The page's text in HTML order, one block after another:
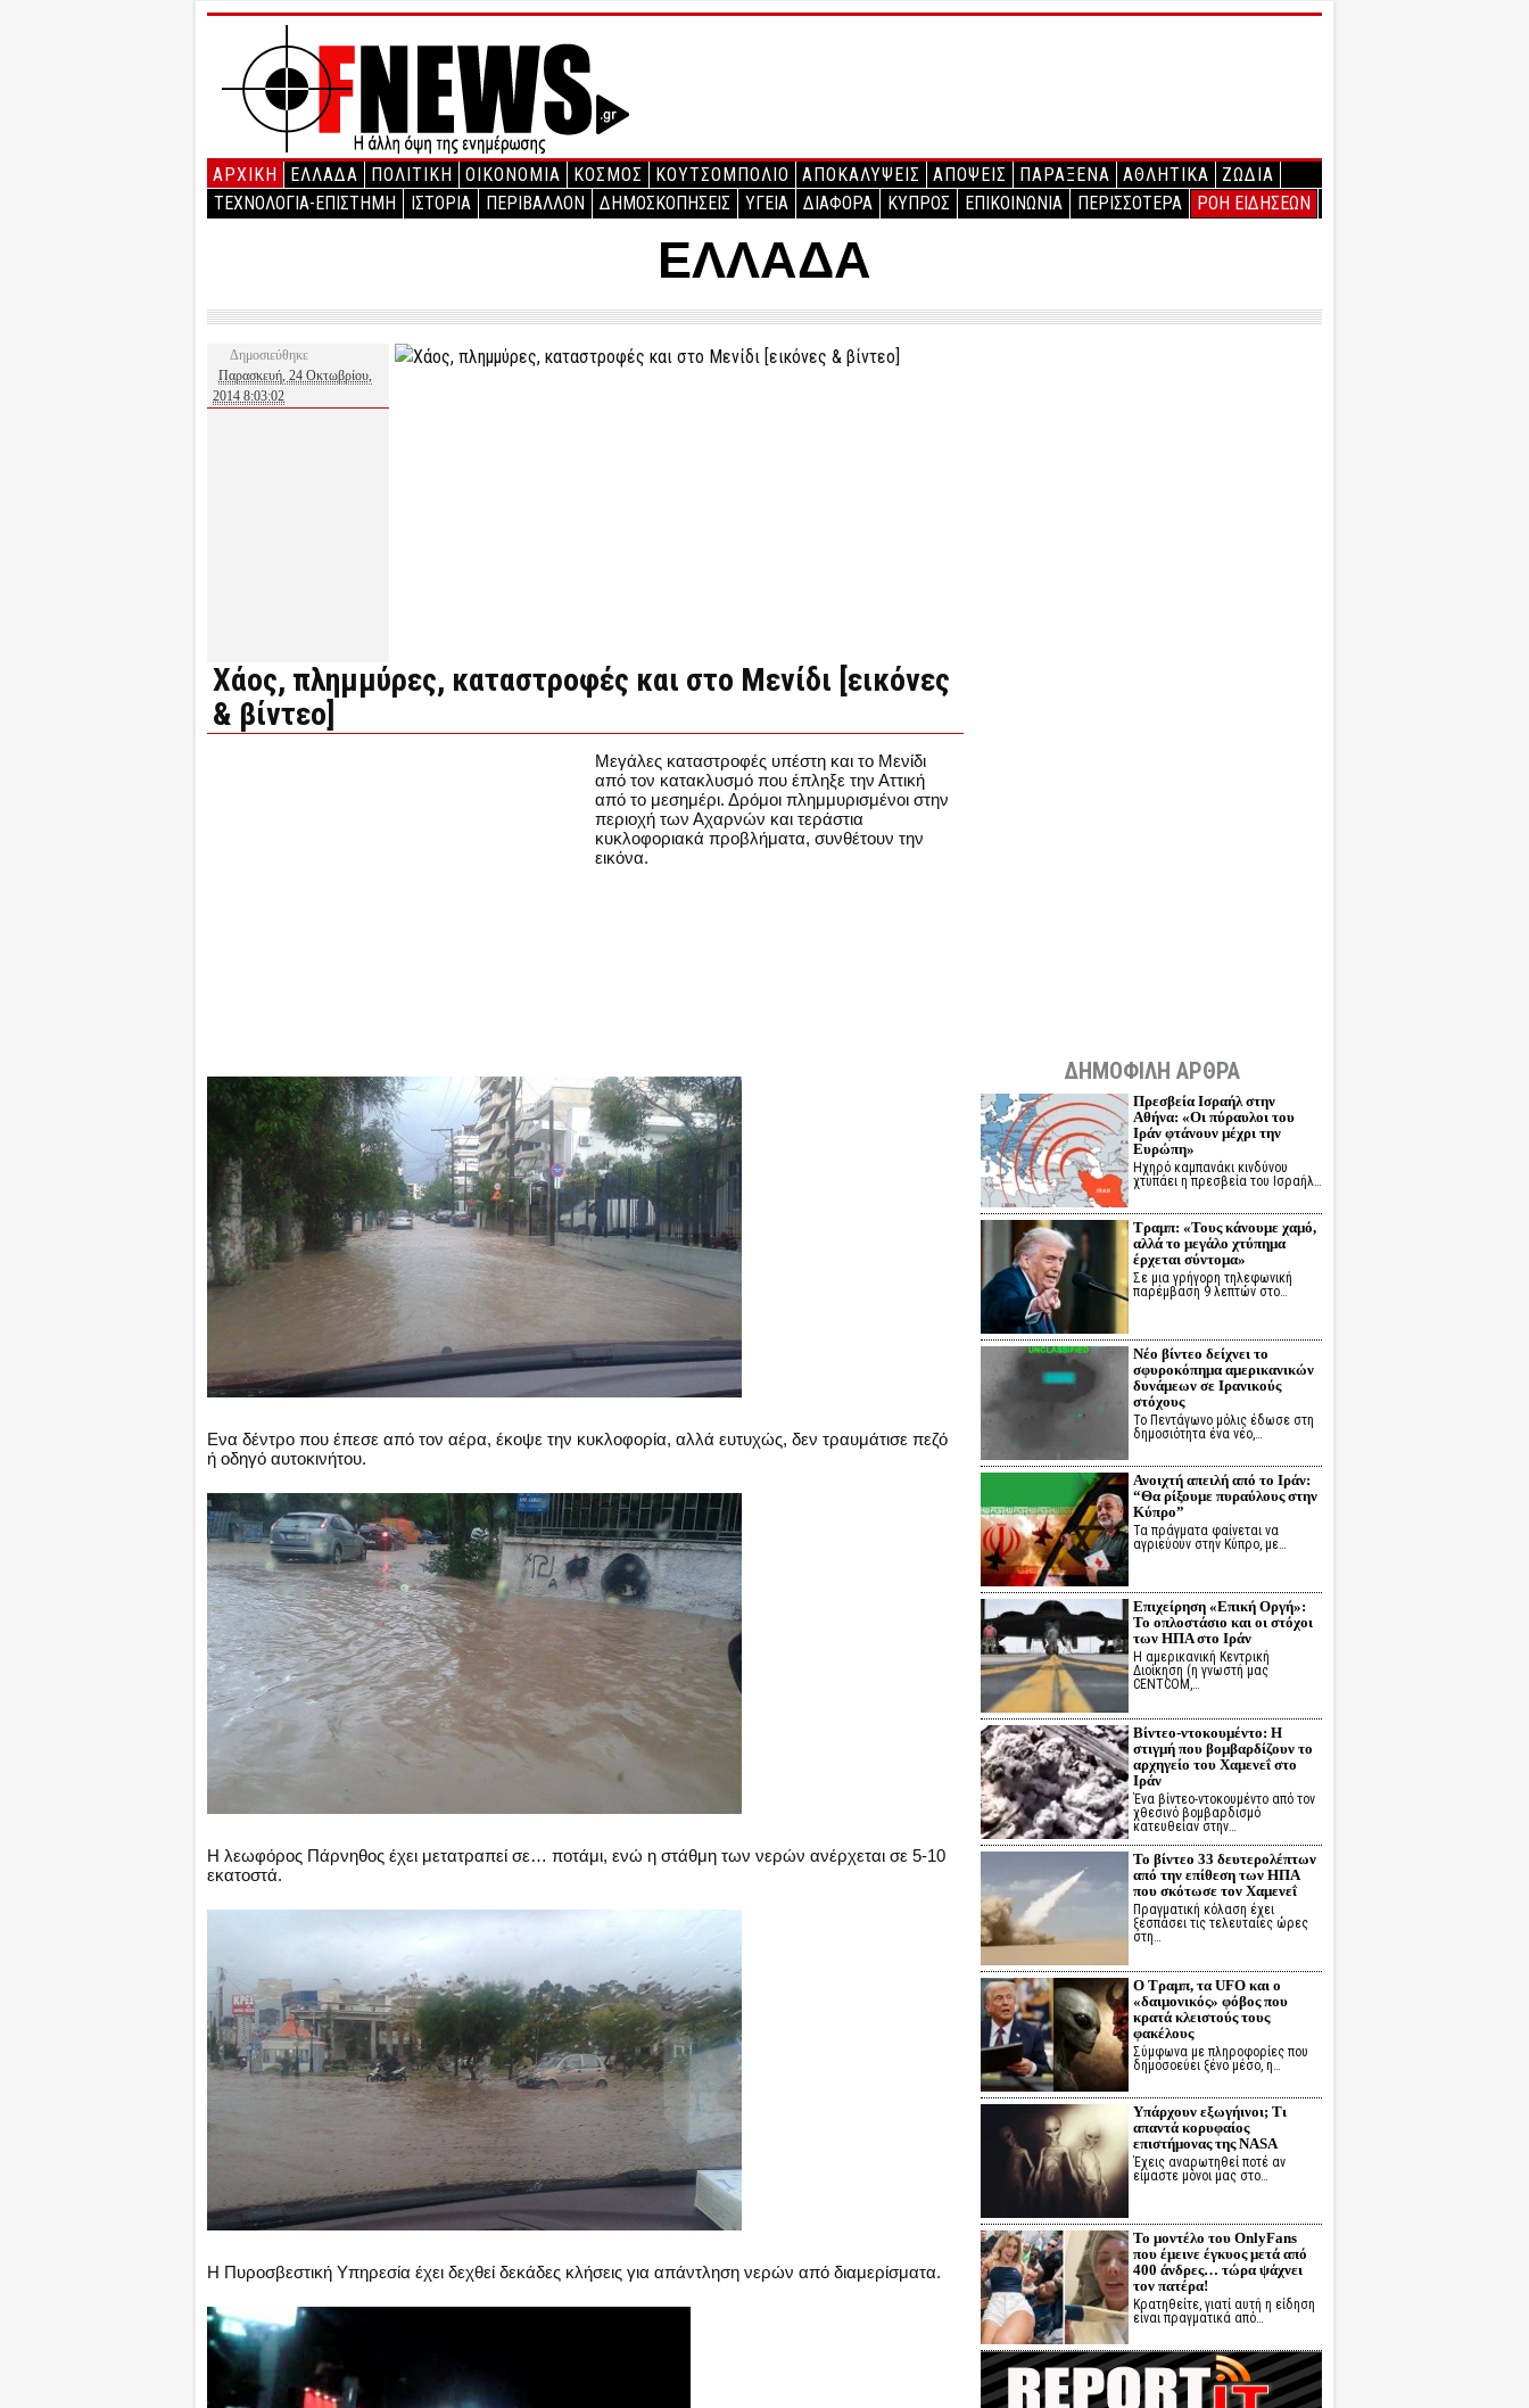
ΑΡΧΙΚΉ ΕΛΛΑΔΑ ΠΟΛΙΤΙΚΗ ΟΙΚΟΝΟΜΙΑ ΚΟΣΜΟΣ ΚΟΥΤΣΟΜΠΟΛΙΟ ΑΠΟΚΑΛΥΨΕΙΣ ΑΠΟΨΕΙΣ ΠΑΡΑΞΕΝΑ ΑΘΛΗΤΙΚΑ
ΖΩΔΙΑ
ΤΕΧΝΟΛΟΓΙΑ-ΕΠΙΣΤΗΜΗ
ΙΣΤΟΡΙΑ ΠΕΡΙΒΑΛΛΟΝ ΔΗΜΟΣΚΟΠΗΣΕΙΣ ΥΓΕΙΑ ΔΙΑΦΟΡΑ ΚΥΠΡΟΣ ΕΠΙΚΟΙΝΩΝΙΑ ΠΕΡΙΣΣΟΤΕΡΑ ΡΟΗ ΕΙΔΗΣΕΩΝ
ΕΛΛΑΔΑ
Δημοσιεύθηκε
Παρασκευή, 24 Οκτωβρίου,
2014 8:03:02
Χάος, πλημμύρες, καταστροφές και στο Μενίδι [εικόνες
& βίντεο]
Μεγάλες καταστροφές υπέστη και το Μενίδι
από τον κατακλυσμό που έπληξε την Αττική
από το μεσημέρι. Δρόμοι πλημμυρισμένοι στην
περιοχή των Αχαρνών και τεράστια
κυκλοφοριακά προβλήματα, συνθέτουν την
εικόνα.
Ενα δέντρο που έπεσε από τον αέρα, έκοψε την κυκλοφορία, αλλά ευτυχώς, δεν τραυμάτισε πεζό
ή οδηγό αυτοκινήτου.
Η λεωφόρος Πάρνηθος έχει μετατραπεί σε… ποτάμι, ενώ η στάθμη των νερών ανέρχεται σε 5-10
εκατοστά.
Η Πυροσβεστική Υπηρεσία έχει δεχθεί δεκάδες κλήσεις για απάντληση νερών από διαμερίσματα.
ΔΗΜΟΦΙΛΗ ΑΡΘΡΑ
Πρεσβεία Ισραήλ στην
Αθήνα: «Οι πύραυλοι του
Ιράν φτάνουν μέχρι την
Ευρώπη»
Ηχηρό καμπανάκι κινδύνου
χτυπάει η πρεσβεία του Ισραήλ…
Τραμπ: «Τους κάνουμε χαμό,
αλλά το μεγάλο χτύπημα
έρχεται σύντομα»
Σε μια γρήγορη τηλεφωνική
παρέμβαση 9 λεπτών στο…
Νέο βίντεο δείχνει το
σφυροκόπημα αμερικανικών
δυνάμεων σε Ιρανικούς
στόχους
Το Πεντάγωνο μόλις έδωσε στη
δημοσιότητα ένα νέο,…
Ανοιχτή απειλή από το Ιράν:
“Θα ρίξουμε πυραύλους στην
Κύπρο”
Τα πράγματα φαίνεται να
αγριεύουν στην Κύπρο, με…
Επιχείρηση «Επική Οργή»:
Το οπλοστάσιο και οι στόχοι
των ΗΠΑ στο Ιράν
Η αμερικανική Κεντρική
Διοίκηση (η γνωστή μας
CENTCOM,…
Βίντεο-ντοκουμέντο: Η
στιγμή που βομβαρδίζουν το
αρχηγείο του Χαμενεΐ στο
Ιράν
Ένα βίντεο-ντοκουμέντο από τον
χθεσινό βομβαρδισμό
κατευθείαν στην…
Το βίντεο 33 δευτερολέπτων
από την επίθεση των ΗΠΑ
που σκότωσε τον Χαμενεΐ
Πραγματική κόλαση έχει
ξεσπάσει τις τελευταίες ώρες
στη…
Ο Τραμπ, τα UFO και ο
«δαιμονικός» φόβος που
κρατά κλειστούς τους
φακέλους
Σύμφωνα με πληροφορίες που
δημοσοεύει ξένο μέσο, η…
Υπάρχουν εξωγήινοι; Τι
απαντά κορυφαίος
επιστήμονας της NASA
Έχεις αναρωτηθεί ποτέ αν
είμαστε μόνοι μας στο…
Το μοντέλο του OnlyFans
που έμεινε έγκυος μετά από
400 άνδρες… τώρα ψάχνει
τον πατέρα!
Κρατηθείτε, γιατί αυτή η είδηση
είναι πραγματικά από…